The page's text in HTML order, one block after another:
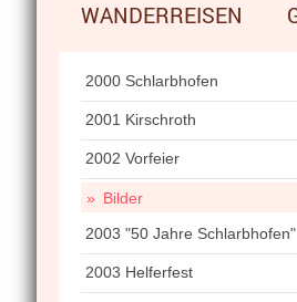
WANDERREISEN
2000 Schlarbhofen
2001 Kirschroth
2002 Vorfeier
Bilder
2003 "50 Jahre Schlarbhofen"
2003 Helferfest